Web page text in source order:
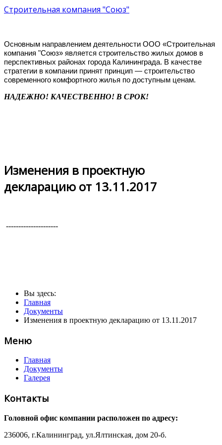
Строительная компания "Союз"
Основным направлением деятельности ООО «Строительная
компания "Союз» является строительство жилых домов в
перспективных районах города Калининграда. В качестве
стратегии в компании принят принцип — строительство
современного комфортного жилья по доступным ценам.
НАДЕЖНО! КАЧЕСТВЕННО! В СРОК!
Изменения в проектную
декларацию от 13.11.2017
---------------------
Вы здесь:
Главная
Документы
Изменения в проектную декларацию от 13.11.2017
Меню
Главная
Документы
Галерея
Контакты
Головной офис компании расположен по адресу:
236006, г.Калининград, ул.Ялтинская, дом 20-б.